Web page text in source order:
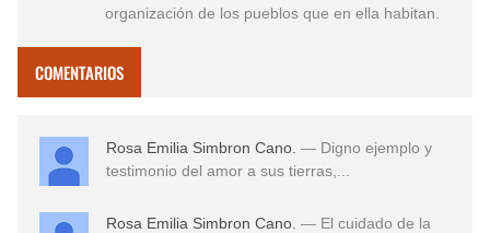
organización de los pueblos que en ella habitan.
COMENTARIOS
Rosa Emilia Simbron Cano. — Digno ejemplo y
testimonio del amor a sus tierras,...
Rosa Emilia Simbron Cano. — El cuidado de la